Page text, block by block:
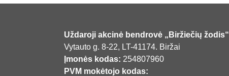
Uždaroji akcinė bendrovė „Biržiečių žodis“
Vytauto g. 8-22, LT-41174. Biržai
Įmonės kodas: 254807960
PVM mokėtojo kodas: